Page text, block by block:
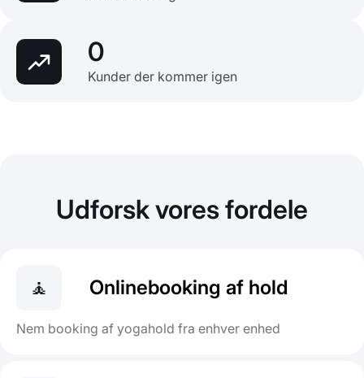
0
Kunder der kommer igen
Udforsk vores fordele
🧘 Onlinebooking af hold
Nem booking af yogahold fra enhver enhed